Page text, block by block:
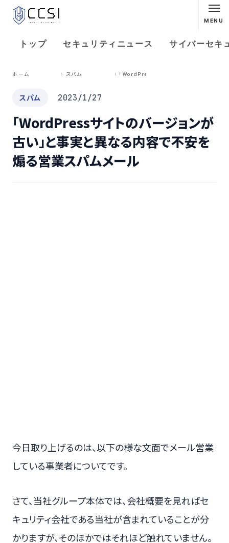
MENU
トップ セキュリティニュース サイバーセキ
ホーム スパム
スパム 2023/1/27
「WordPressサイトのバージョンが
古い」と事実と異なる内容で不安を
煽る営業スパムメール
今日取り上げるのは、以下の様な文面でメール営業
している事業者についてです。
さて、当社グループ本体では、会社概要を見ればセ
キュリティ会社である当社が含まれていることが分
かりますが、そのほかではそれほど触れていません。